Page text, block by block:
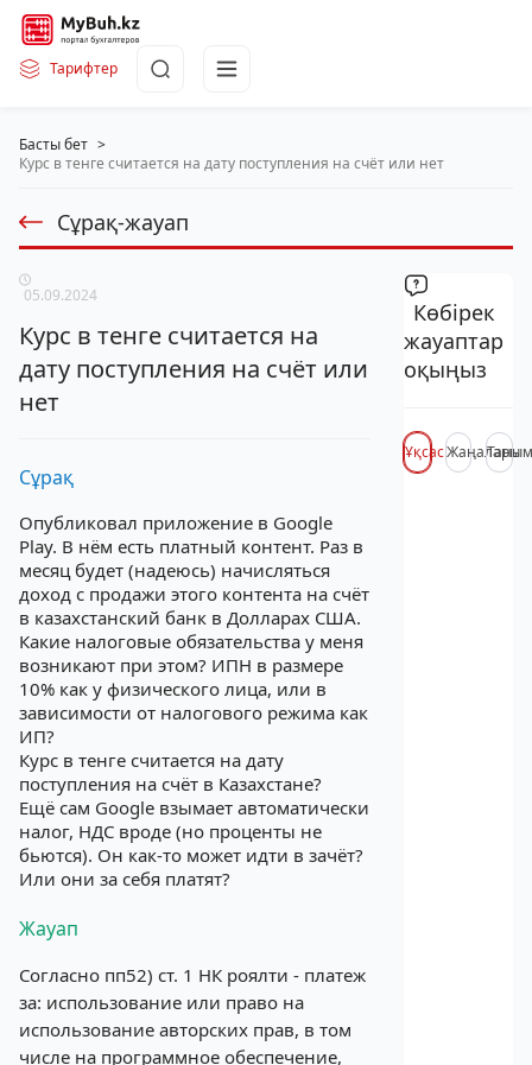
Тарифтер
Басты бет >
Курс в тенге считается на дату поступления на счёт или нет
Сұрақ-жауап
05.09.2024
Курс в тенге считается на
дату поступления на счёт или
нет
Сұрақ
Опубликовал приложение в Google
Play. В нём есть платный контент. Раз в
месяц будет (надеюсь) начисляться
доход с продажи этого контента на счёт
в казахстанский банк в Долларах США.
Какие налоговые обязательства у меня
возникают при этом? ИПН в размере
10% как у физического лица, или в
зависимости от налогового режима как
ИП?
Курс в тенге считается на дату
поступления на счёт в Казахстане?
Ещё сам Google взымает автоматически
налог, НДС вроде (но проценты не
бьются). Он как-то может идти в зачёт?
Или они за себя платят?
Жауап
Согласно пп52) ст. 1 НК роялти - платеж
за: использование или право на
использование авторских прав, в том
числе на программное обеспечение,
Көбірек
жауаптар
оқыңыз
ҰқсасЖаңалары